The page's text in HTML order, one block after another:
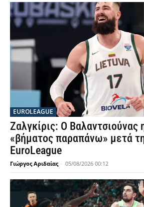
EUROLEAGUE
Ζαλγκίρις: Ο Βαλαντσιούνας
«βήματος παραπάνω» μετά
EuroLeague
Γιώργος Αριδαίας - 05/08/2026 00:12